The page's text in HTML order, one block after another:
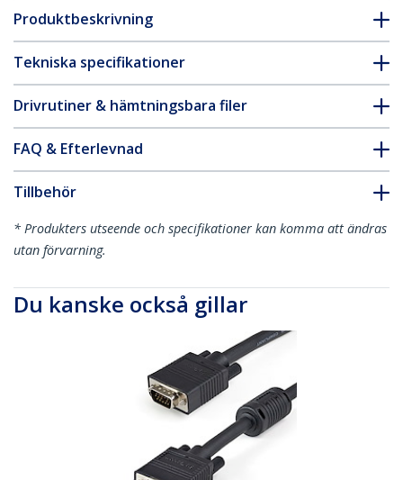
Produktbeskrivning
Tekniska specifikationer
Drivrutiner & hämtningsbara filer
FAQ & Efterlevnad
Tillbehör
* Produkters utseende och specifikationer kan komma att ändras
utan förvarning.
Du kanske också gillar